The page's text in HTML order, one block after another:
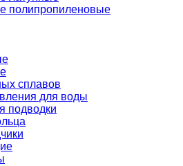
полипропиленовые
сплавов
для воды
подводки